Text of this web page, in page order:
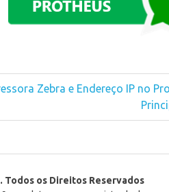
Zebra e Endereço IP no
Next
Post:
Todos os Direitos Reservados